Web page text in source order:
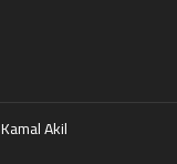
Kamal Akil